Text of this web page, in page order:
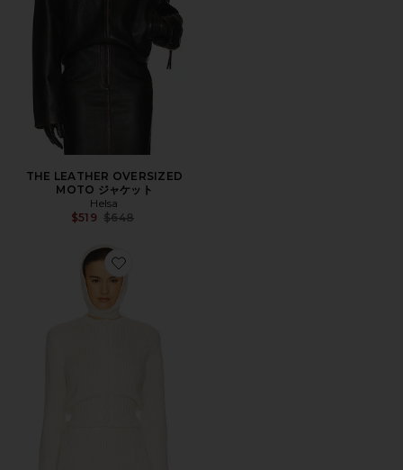
THE LEATHER OVERSIZED
MOTO ジャケット
Helsa
$519 Previous price:
$648
Favorite ANNABELLE カーディガン